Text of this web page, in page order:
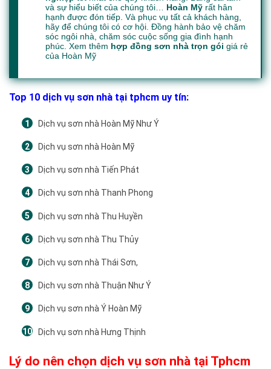
và sự hiểu biết của chúng tôi… Hoàn Mỹ rất hân
hạnh được đón tiếp. Và phục vụ tất cả khách hàng,
hãy để chúng tôi có cơ hội. Đồng hành bảo vệ chăm
sóc ngôi nhà, chăm sóc cuộc sống gia đình hạnh
phúc. Xem thêm hợp đồng sơn nhà trọn gói giá rẻ
của Hoàn Mỹ
Top 10 dịch vụ sơn nhà tại tphcm uy tín:
Dịch vụ sơn nhà Hoàn Mỹ Như Ý
Dịch vụ sơn nhà Hoàn Mỹ
Dịch vụ sơn nhà Tiến Phát
Dịch vụ sơn nhà Thanh Phong
Dịch vụ sơn nhà Thu Huyền
Dịch vụ sơn nhà Thu Thủy
Dịch vụ sơn nhà Thái Sơn,
Dịch vụ sơn nhà Thuận Như Ý
Dịch vụ sơn nhà Ý Hoàn Mỹ
Dịch vụ sơn nhà Hưng Thịnh
Lý do nên chọn dịch vụ sơn nhà tại Tphcm